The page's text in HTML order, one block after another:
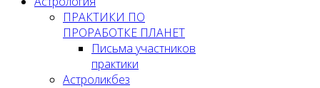
ПРАКТИКИ ПО
ПРОРАБОТКЕ ПЛАНЕТ
Письма участников
практики
Астроликбез